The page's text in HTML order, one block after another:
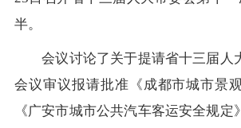
半。
会议讨论了关于提请省十三届人
会议审议报请批准《成都市城市景
《广安市城市公共汽车客运安全规定